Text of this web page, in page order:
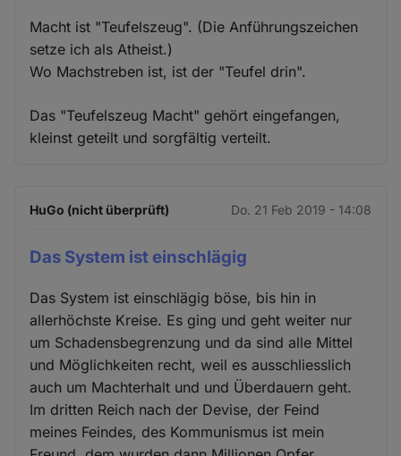
Macht ist "Teufelszeug". (Die Anführungszeichen
setze ich als Atheist.)
Wo Machstreben ist, ist der "Teufel drin".
Das "Teufelszeug Macht" gehört eingefangen,
kleinst geteilt und sorgfältig verteilt.
HuGo (nicht überprüft) Do. 21 Feb 2019 - 14:08
Das System ist einschlägig
Das System ist einschlägig böse, bis hin in
allerhöchste Kreise. Es ging und geht weiter nur
um Schadensbegrenzung und da sind alle Mittel
und Möglichkeiten recht, weil es ausschliesslich
auch um Machterhalt und und Überdauern geht.
Im dritten Reich nach der Devise, der Feind
meines Feindes, des Kommunismus ist mein